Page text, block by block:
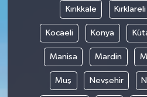
Kırıkkale Kırklareli
Kocaeli Konya
Manisa Mardin
Muş Nevşehir